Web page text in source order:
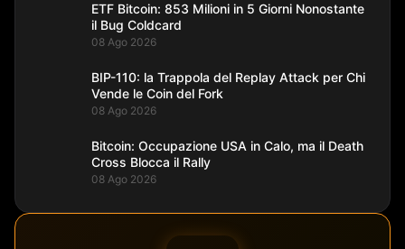
ETF Bitcoin: 853 Milioni in 5 Giorni Nonostante
il Bug Coldcard
08 Ago 2026
BIP-110: la Trappola del Replay Attack per Chi
Vende le Coin del Fork
08 Ago 2026
Bitcoin: Occupazione USA in Calo, ma il Death
Cross Blocca il Rally
08 Ago 2026